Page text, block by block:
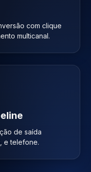
com clique
multicanal.
de saída
e telefone.